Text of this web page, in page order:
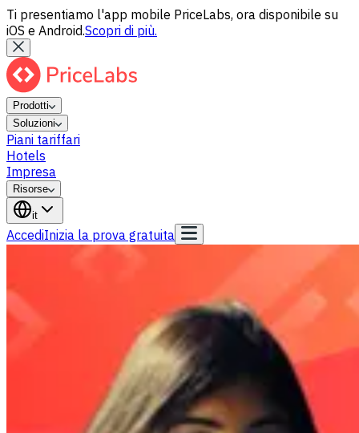
Ti presentiamo l'app mobile PriceLabs, ora disponibile su
iOS e Android.Scopri di più.
Prodotti
Soluzioni
Piani tariffari
Hotels
Impresa
Risorse
it
AccediInizia la prova gratuita